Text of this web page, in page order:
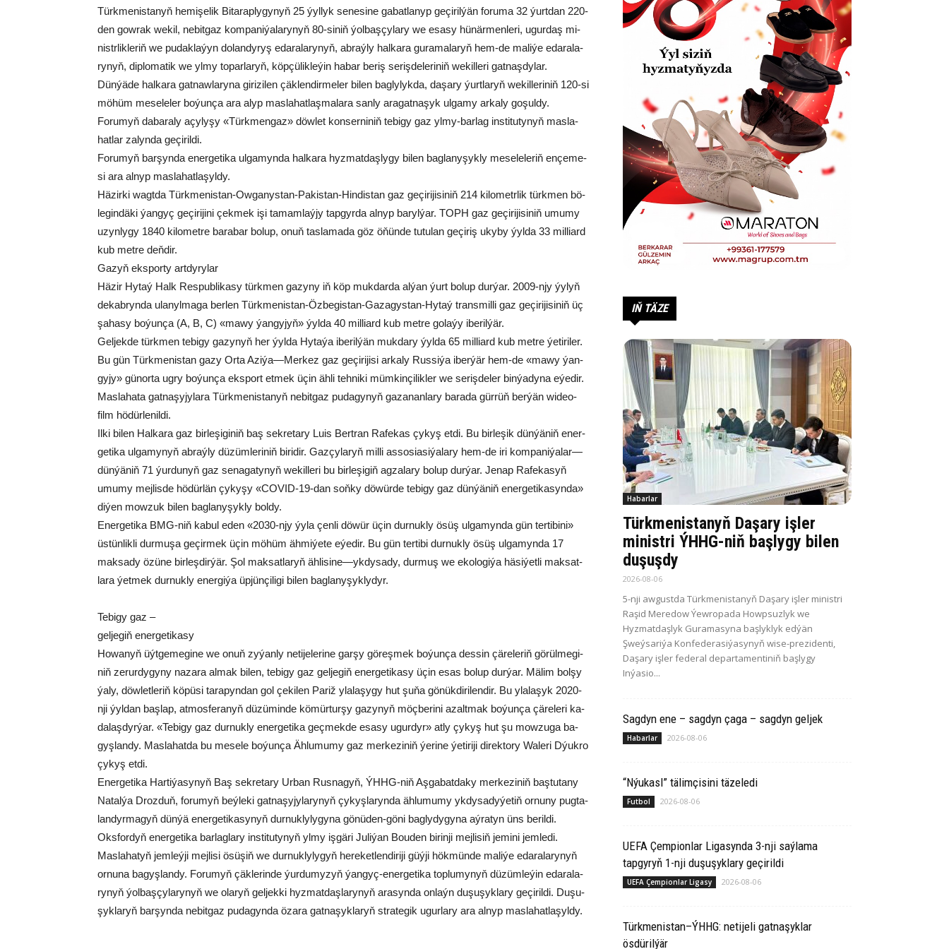
Türk­me­nis­ta­nyň he­mi­şe­lik Bi­ta­rap­ly­gy­nyň 25 ýyl­lyk se­ne­si­ne ga­bat­la­nyp ge­çi­ril­ýän fo­ru­ma 32 ýurt­dan 220-
den gow­rak we­kil, ne­bit­gaz kom­pa­ni­ýa­la­ry­nyň 80-si­niň ýol­baş­çy­la­ry we esa­sy hü­när­men­leri, ugur­daş mi­
nistr­lik­le­riň we pu­dak­la­ýyn do­lan­dy­ryş eda­ra­la­ry­nyň, ab­raý­ly hal­ka­ra gu­ra­ma­la­ryň hem-de ma­li­ýe eda­ra­la­
ry­nyň, dip­lo­ma­tik we yl­my to­par­la­ryň, köp­çü­lik­le­ýin ha­bar be­riş se­riş­de­le­ri­niň we­kil­le­ri gat­naş­dy­lar.
Dün­ýä­de hal­ka­ra gat­naw­la­ry­na gi­ri­zi­len çäk­len­dir­me­ler bi­len bag­ly­lyk­da, da­şa­ry ýurt­la­ryň we­kil­le­ri­niň 120-si
mö­hüm me­se­le­ler bo­ýun­ça ara alyp mas­la­hat­laş­ma­la­ra san­ly ara­gat­na­şyk ul­ga­my ar­ka­ly go­şul­dy.
Fo­ru­myň da­ba­ra­ly açy­ly­şy «Türk­men­gaz» döw­let kon­ser­ni­niň te­bi­gy gaz yl­my-bar­lag ins­ti­tu­ty­nyň mas­la­
hat­lar za­lyn­da ge­çi­ril­di.
Fo­ru­myň bar­şyn­da ener­ge­ti­ka ul­ga­myn­da hal­ka­ra hyz­mat­daş­ly­gy bi­len bag­la­ny­şyk­ly me­se­le­le­riň en­çe­me­
si ara al­nyp mas­la­hat­la­şyl­dy.
Häzirki wagtda Türk­me­nis­tan-Ow­ga­nys­tan-Pa­kis­tan-Hin­dis­tan gaz ge­çi­ri­ji­si­niň 214 ki­lo­metr­lik türk­men bö­
le­gin­dä­ki ýan­gyç ge­çi­ri­ji­ni çek­mek işi ta­mam­laý­jy tap­gyr­da al­nyp ba­ryl­ýar. TOPH gaz ge­çi­ri­ji­si­niň umu­my
uzyn­ly­gy 1840 ki­lo­met­re ba­ra­bar bo­lup, onuň tas­la­ma­da göz öňün­de tu­tu­lan ge­çi­riş uky­by ýyl­da 33 mil­liard
kub met­re deň­dir.
Ga­zyň eks­por­ty ar­tdy­ry­lar
Hä­zir Hy­taý Halk Res­pub­li­ka­sy türk­men ga­zy­ny iň köp muk­dar­da al­ýan ýurt bo­lup dur­ýar. 2009-njy ýy­lyň
de­kab­ryn­da ula­nyl­ma­ga ber­len Türk­me­nis­tan-Öz­be­gis­tan-Ga­za­gys­tan-Hy­taý trans­mil­li gaz ge­çi­ri­ji­si­niň üç
şa­ha­sy bo­ýun­ça (A, B, C) «ma­wy ýan­gy­jyň» ýyl­da 40 mil­liard kub met­re go­la­ýy ibe­ril­ýär.
Gel­jek­de türk­men te­bi­gy ga­zy­nyň her ýyl­da Hy­ta­ýa ibe­ril­ýän muk­da­ry ýyl­da 65 mil­liard kub met­re ýe­ti­ri­ler.
Bu gün Türk­me­nis­tan ga­zy Or­ta Azi­ýa—Mer­kez gaz ge­çi­ri­ji­si ar­ka­ly Rus­si­ýa iber­ýär hem-de «ma­wy ýan­
gy­jy» gü­nor­ta ug­ry bo­ýun­ça eks­port et­mek üçin äh­li teh­ni­ki müm­kin­çi­lik­ler we se­riş­de­ler bin­ýa­dy­na eýe­dir.
Mas­la­ha­ta gat­na­şy­jy­la­ra Türk­me­nis­ta­nyň ne­bit­gaz pu­da­gy­nyň ga­za­nan­la­ry ba­ra­da gür­rüň ber­ýän wi­deo­
film hö­dür­le­nil­di.
Il­ki bi­len Hal­ka­ra gaz bir­le­şi­gi­niň baş sek­re­ta­ry Lu­is Bert­ran Ra­fe­kas çy­kyş et­di. Bu bir­le­şik dün­ýä­niň ener­
ge­ti­ka ul­ga­my­nyň ab­raý­ly dü­züm­le­ri­niň bi­ri­dir. Gaz­çy­la­ryň mil­li as­so­sia­si­ýa­la­ry hem-de iri kom­pa­ni­ýa­lar—
dün­ýä­niň 71 ýur­du­nyň gaz se­na­ga­ty­nyň we­kil­le­ri bu bir­le­şi­giň ag­za­la­ry bo­lup dur­ýar. Je­nap Ra­fe­ka­syň
umu­my mej­lis­de hö­dür­län çy­ky­şy «COVID-19-dan soň­ky dö­wür­de te­bi­gy gaz dün­ýä­niň ener­ge­ti­ka­syn­da»
di­ýen mow­zuk bi­len bag­la­ny­şyk­ly bol­dy.
Ener­ge­ti­ka BMG-niň ka­bul eden «2030-njy ýy­la çen­li dö­wür üçin dur­nuk­ly ösüş ul­ga­myn­da gün ter­ti­bi­ni»
üs­tün­lik­li dur­mu­şa ge­çir­mek üçin mö­hüm äh­mi­ýe­te eýe­dir. Bu gün ter­ti­bi dur­nuk­ly ösüş ul­ga­myn­da 17
mak­sa­dy özü­ne bir­leş­dir­ýär. Şol mak­sat­la­ryň äh­li­si­ne—yk­dy­sa­dy, dur­muş we eko­lo­gi­ýa hä­si­ýet­li mak­sat­
la­ra ýet­mek dur­nuk­ly ener­gi­ýa üp­jün­çi­li­gi bi­len bag­la­ny­şyk­ly­dyr.
Te­bi­gy gaz –
gel­je­giň ener­ge­ti­ka­sy
Ho­wa­nyň üýt­ge­me­gi­ne we onuň zy­ýan­ly ne­ti­je­le­ri­ne gar­şy gö­reş­mek bo­ýun­ça des­sin çä­re­le­riň gö­rül­me­gi­
niň ze­rur­dy­gy­ny na­za­ra al­mak bi­len, te­bi­gy gaz gel­je­giň ener­ge­ti­ka­sy üçin esas bo­lup dur­ýar. Mä­lim bol­şy
ýa­ly, döw­let­le­riň kö­pü­si ta­ra­pyn­dan gol çe­ki­len Pa­riž yla­la­şy­gy hut şu­ňa gö­nük­di­ri­len­dir. Bu yla­la­şyk 2020-
nji ýyl­dan baş­lap, at­mos­fe­ra­nyň dü­zü­min­de kö­mür­tur­şy ga­zy­nyň möç­be­ri­ni azalt­mak bo­ýun­ça çä­re­le­ri ka­
da­laş­dyr­ýar. «Te­bi­gy gaz dur­nuk­ly ener­ge­ti­ka geç­mek­de esa­sy ugur­dyr» at­ly çy­kyş hut şu mow­zu­ga ba­
gyş­lan­dy. Mas­la­hat­da bu me­se­le bo­ýun­ça Äh­lu­mu­my gaz mer­ke­zi­niň ýe­ri­ne ýe­ti­ri­ji di­rek­to­ry Wa­le­ri Dýuk­ro
çy­kyş et­di.
Ener­ge­ti­ka Har­ti­ýa­sy­nyň Baş sek­re­ta­ry Ur­ban Rus­na­gyň, ÝHHG-niň Aş­ga­bat­da­ky mer­ke­zi­niň baş­tu­ta­ny
Na­tal­ýa Droz­duň, fo­ru­myň beý­le­ki gat­na­şy­jy­la­ry­nyň çy­kyş­la­ryn­da äh­lu­mu­my yk­dy­sa­dy­ýe­tiň or­nu­ny pug­ta­
lan­dyr­ma­gyň dün­ýä ener­ge­ti­ka­sy­nyň dur­nuk­ly­ly­gy­na gö­nü­den-gö­ni bag­ly­dy­gy­na aý­ra­tyn üns be­ril­di.
Oks­for­dyň ener­ge­ti­ka bar­lag­la­ry ins­ti­tu­ty­nyň yl­my iş­gä­ri Ju­li­ýan Bou­den bi­rin­ji mej­li­siň je­mi­ni jem­le­di.
Mas­la­ha­tyň jem­leý­ji mej­li­si ösü­şiň we dur­nuk­ly­ly­gyň he­re­ket­len­di­ri­ji güý­ji hök­mün­de ma­li­ýe eda­ra­la­ry­nyň
or­nu­na ba­gyş­lan­dy. Fo­ru­myň çäk­le­rin­de ýur­du­my­zyň ýan­gyç-ener­ge­ti­ka top­lu­my­nyň dü­züm­le­ýin eda­ra­la­
ry­nyň ýol­baş­çy­la­ry­nyň we ola­ryň gel­jek­ki hyz­mat­daş­la­ry­nyň ara­syn­da on­laýn du­şu­şyk­la­ry ge­çi­ril­di. Du­şu­
şyk­la­ryň bar­şyn­da ne­bit­gaz pu­da­gyn­da öza­ra gat­na­şyk­la­ryň stra­te­gik ugur­la­ry ara al­nyp mas­la­hat­la­şyl­dy.
IŇ TÄZE
Habarlar
Türkmenistanyň Daşary işler
ministri ÝHHG-niň başlygy bilen
duşuşdy
2026-08-06
5-nji awgustda Türkmenistanyň Daşary işler ministri
Raşid Meredow Ýewropada Howpsuzlyk we
Hyzmatdaşlyk Guramasyna başlyklyk edýän
Şweýsariýa Konfederasiýasynyň wise-prezidenti,
Daşary işler federal departamentiniň başlygy
Inýasio...
Sagdyn ene – sagdyn çaga – sagdyn geljek
Habarlar 2026-08-06
“Nýukasl” tälimçisini täzeledi
Futbol 2026-08-06
UEFA Çempionlar Ligasynda 3-nji saýlama
tapgyryň 1-nji duşuşyklary geçirildi
UEFA Çempionlar Ligasy 2026-08-06
Türkmenistan–ÝHHG: netijeli gatnaşyklar
ösdürilýär